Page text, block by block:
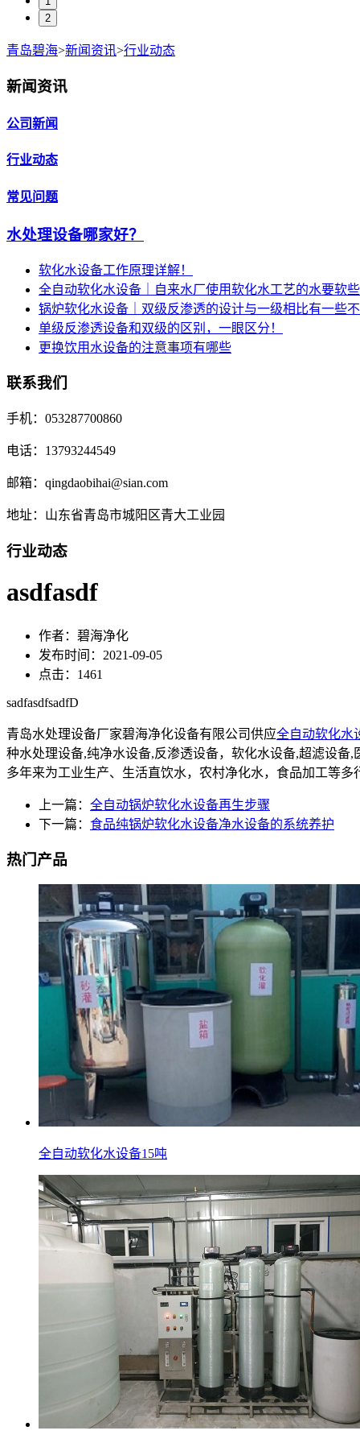
2
青岛碧海>新闻资讯>行业动态
新闻资讯
公司新闻
行业动态
常见问题
水处理设备哪家好？
软化水设备工作原理详解！
全自动软化水设备｜自来水厂使用软化水工艺的水要软些
锅炉软化水设备｜双级反渗透的设计与一级相比有一些
单级反渗透设备和双级的区别，一眼区分！
更换饮用水设备的注意事项有哪些
联系我们
手机：053287700860
电话：13793244549
邮箱：qingdaobihai@sian.com
地址：山东省青岛市城阳区青大工业园
行业动态
asdfasdf
作者：碧海净化
发布时间：2021-09-05
点击：1461
sadfasdfsadfD
青岛水处理设备厂家碧海净化设备有限公司供应全自动软化水
种水处理设备,纯净水设备,反渗透设备，软化水设备,超滤设
多年来为工业生产、生活直饮水，农村净化水，食品加工等
上一篇： 全自动锅炉软化水设备再生步骤
下一篇： 食品纯锅炉软化水设备净水设备的系统养护
热门产品
全自动软化水设备15吨